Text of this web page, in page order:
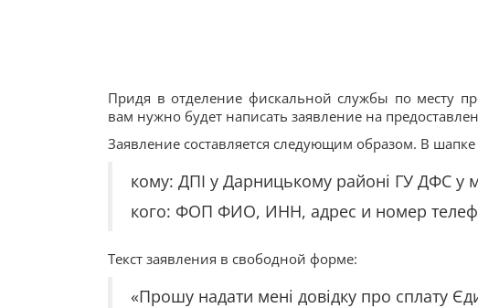
Придя в отделение фискальной службы по месту
вам нужно будет написать заявление на
Заявление составляется следующим образом. В
кому: ДПІ у Дарницькому районі ГУ ДФС у
кого: ФОП ФИО, ИНН, адрес и номер
Текст заявления в свободной форме:
«Прошу надати мені довідку про сплату